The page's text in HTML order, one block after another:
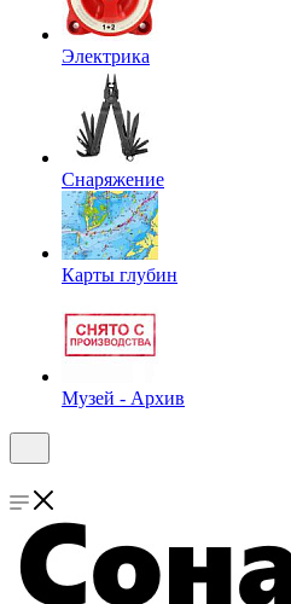
Электрика
Снаряжение
Карты глубин
Музей - Архив